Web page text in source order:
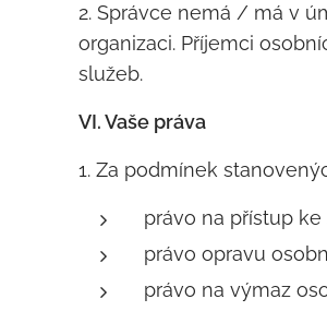
2. Správce nemá / má v
organizaci. Příjemci
služeb.
VI. Vaše práva
1. Za podmínek
právo na přístup ke
právo opravu
právo na výmaz